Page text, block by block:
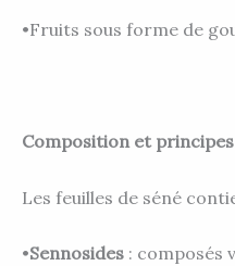
•Fruits sous forme de
Composition et
Les feuilles de séné
•Sennosides : composés